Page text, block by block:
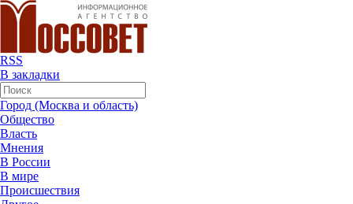
RSS
В закладки
Город (Москва и область)
Общество
Власть
Мнения
В России
В мире
Происшествия